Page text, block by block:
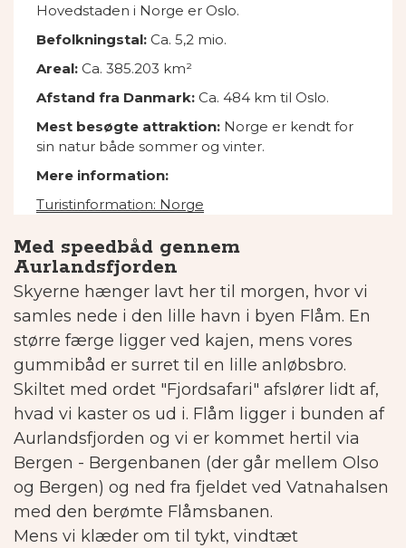
Hovedstaden i Norge er Oslo.
Befolkningstal: Ca. 5,2 mio.
Areal: Ca. 385.203 km²
Afstand fra Danmark: Ca. 484 km til Oslo.
Mest besøgte attraktion: Norge er kendt for
sin natur både sommer og vinter.
Mere information:
Turistinformation: Norge
Med speedbåd gennem
Aurlandsfjorden
Skyerne hænger lavt her til morgen, hvor vi
samles nede i den lille havn i byen Flåm. En
større færge ligger ved kajen, mens vores
gummibåd er surret til en lille anløbsbro.
Skiltet med ordet "Fjordsafari" afslører lidt af,
hvad vi kaster os ud i. Flåm ligger i bunden af
Aurlandsfjorden og vi er kommet hertil via
Bergen - Bergenbanen (der går mellem Olso
og Bergen) og ned fra fjeldet ved Vatnahalsen
med den berømte Flåmsbanen.
Mens vi klæder om til tykt, vindtæt